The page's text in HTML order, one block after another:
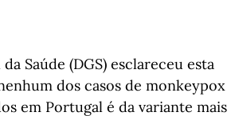
Saúde (DGS) esclareceu esta
dos casos de monkeypox
em Portugal é da variante mais